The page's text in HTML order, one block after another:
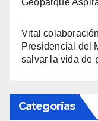
Geoparque
Vital
Presidencial del
salvar la vida de
Categorias